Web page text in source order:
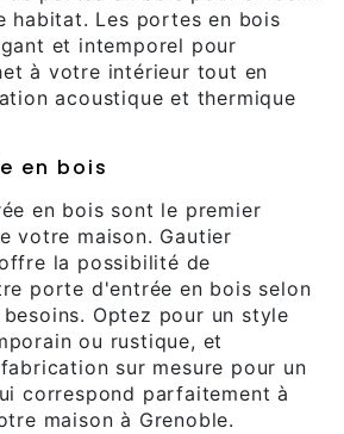
habitat. Les portes en bois
et intemporel pour
à votre intérieur tout en
acoustique et thermique
en bois
en bois sont le premier
votre maison. Gautier
la possibilité de
porte d'entrée en bois selon
Optez pour un style
ou rustique, et
sur mesure pour un
correspond parfaitement à
maison à Grenoble.